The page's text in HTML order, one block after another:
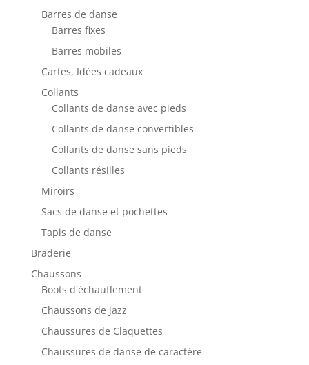
Barres de danse
Barres fixes
Barres mobiles
Cartes, Idées cadeaux
Collants
Collants de danse avec pieds
Collants de danse convertibles
Collants de danse sans pieds
Collants résilles
Miroirs
Sacs de danse et pochettes
Tapis de danse
Braderie
Chaussons
Boots d'échauffement
Chaussons de jazz
Chaussures de Claquettes
Chaussures de danse de caractère